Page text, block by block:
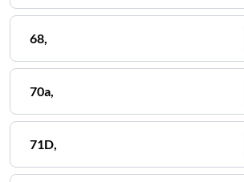
68,
70a,
71D,